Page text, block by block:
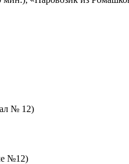
№ 12)
№12)